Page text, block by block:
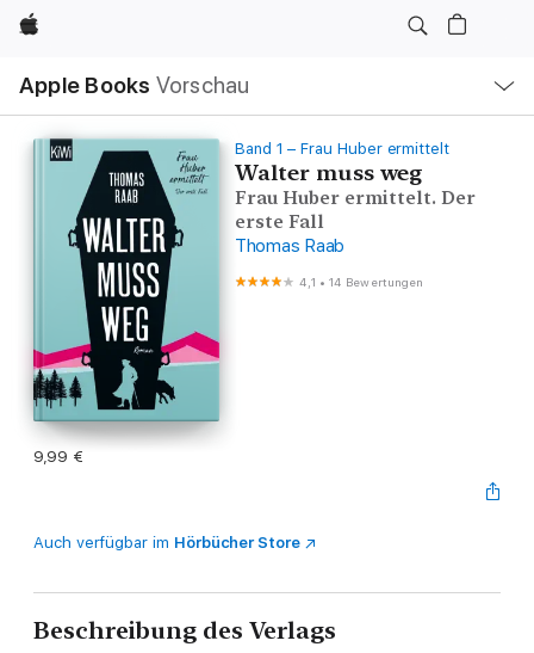
Apple
Apple Books Vorschau
Navigation
Menü
öffnen
Band 1 – Frau Huber ermittelt
Walter muss weg
Frau Huber ermittelt. Der
erste Fall
Thomas Raab
4,1 •14 Bewertungen
9,99 €
Auch verfügbar im Hörbücher Store
Beschreibung des Verlags